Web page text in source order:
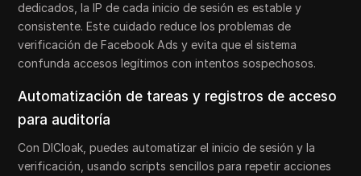
dedicados, la IP de cada inicio de sesión es estable y
consistente. Este cuidado reduce los problemas de
verificación de Facebook Ads y evita que el sistema
confunda accesos legítimos con intentos sospechosos.
Automatización de tareas y registros de acceso
para auditoría
Con DICloak, puedes automatizar el inicio de sesión y la
verificación, usando scripts sencillos para repetir acciones